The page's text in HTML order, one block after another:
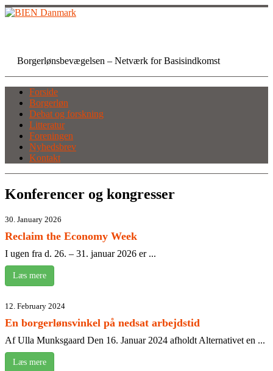
Skip
to
Borgerlønsbevægelsen – Netværk for Basisindkomst
Forside
Borgerløn
Debat og forskning
Litteratur
Foreningen
Nyhedsbrev
Kontakt
Konferencer og kongresser
30. January 2026
Reclaim the Economy Week
I ugen fra d. 26. – 31. januar 2026 er ...
Læs mere
12. February 2024
En borgerlønsvinkel på nedsat arbejdstid
Af Ulla Munksgaard Den 16. Januar 2024 afholdt Alternativet en ...
Læs mere